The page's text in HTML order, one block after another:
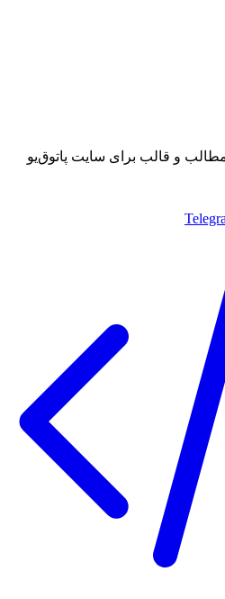
مطالب و قالب برای سایت پاتوق‌یو